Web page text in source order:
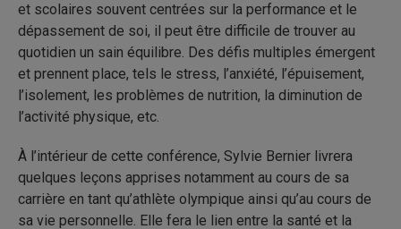
et scolaires souvent centrées sur la performance et le
dépassement de soi, il peut être difficile de trouver au
quotidien un sain équilibre. Des défis multiples émergent
et prennent place, tels le stress, l’anxiété, l’épuisement,
l’isolement, les problèmes de nutrition, la diminution de
l’activité physique, etc.
À l’intérieur de cette conférence, Sylvie Bernier livrera
quelques leçons apprises notamment au cours de sa
carrière en tant qu’athlète olympique ainsi qu’au cours de
sa vie personnelle. Elle fera le lien entre la santé et la